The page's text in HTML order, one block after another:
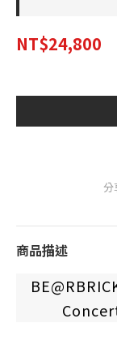
NT$24,800
分
商品描述